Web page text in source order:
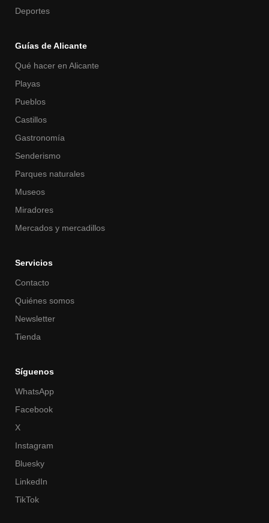
Deportes
Guías de Alicante
Qué hacer en Alicante
Playas
Pueblos
Castillos
Gastronomía
Senderismo
Parques naturales
Museos
Miradores
Mercados y mercadillos
Servicios
Contacto
Quiénes somos
Newsletter
Tienda
Síguenos
WhatsApp
Facebook
X
Instagram
Bluesky
LinkedIn
TikTok